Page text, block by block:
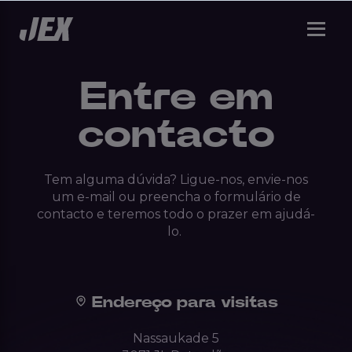
Entre em
contacto
Tem alguma dúvida? Ligue-nos, envie-nos
um e-mail ou preencha o formulário de
contacto e teremos todo o prazer em ajudá-
lo.
Endereço para visitas
Nassaukade 5